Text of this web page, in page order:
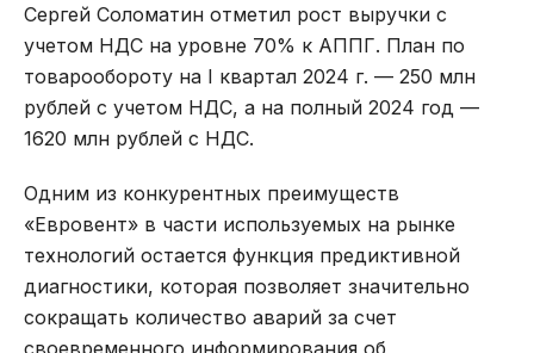
Сергей Соломатин отметил рост выручки с
учетом НДС на уровне 70% к АППГ. План по
товарообороту на I квартал 2024 г. — 250 млн
рублей с учетом НДС, а на полный 2024 год —
1620 млн рублей с НДС.
Одним из конкурентных преимуществ
«Евровент» в части используемых на рынке
технологий остается функция предиктивной
диагностики, которая позволяет значительно
сокращать количество аварий за счет
своевременного информирования об